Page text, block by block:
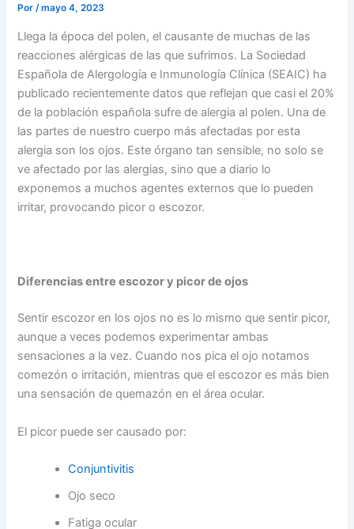
Por/mayo 4, 2023
Llega la época del polen, el causante de muchas de las
reacciones alérgicas de las que sufrimos. La Sociedad
Española de Alergología e Inmunología Clínica (SEAIC) ha
publicado recientemente datos que reflejan que casi el 20%
de la población española sufre de alergia al polen. Una de
las partes de nuestro cuerpo más afectadas por esta
alergia son los ojos. Este órgano tan sensible, no solo se
ve afectado por las alergias, sino que a diario lo
exponemos a muchos agentes externos que lo pueden
irritar, provocando picor o escozor.
Diferencias entre escozor y picor de ojos
Sentir escozor en los ojos no es lo mismo que sentir picor,
aunque a veces podemos experimentar ambas
sensaciones a la vez. Cuando nos pica el ojo notamos
comezón o irritación, mientras que el escozor es más bien
una sensación de quemazón en el área ocular.
El picor puede ser causado por:
Conjuntivitis
Ojo seco
Fatiga ocular